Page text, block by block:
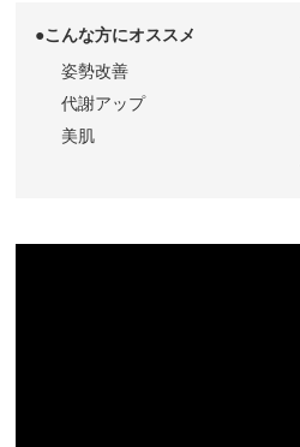
●こんな方にオススメ
姿勢改善
代謝アップ
美肌